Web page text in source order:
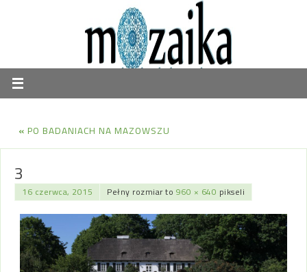
« PO BADANIACH NA MAZOWSZU
3
16 czerwca, 2015 Pełny rozmiar to 960 × 640 pikseli